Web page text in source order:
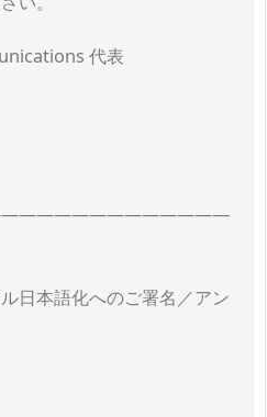
代表
日本語化へのご署名／アン